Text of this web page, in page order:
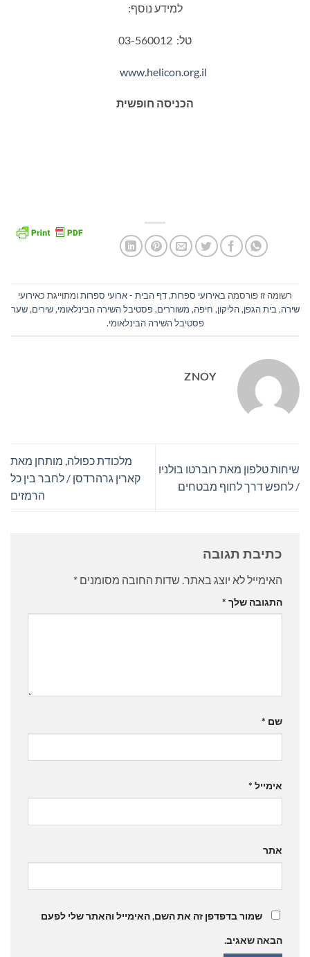
למידע נוסף:
טל: 03-560012
www.helicon.org.il
הכניסה חופשית
רשומה זו פורסמה באירועי ספרות,דף הבית - ארועי ספרותומתוייגת כאירועי
שירה, בית הגפן,הליקון, חיפה, משוררים,פסטיבל השירה הבינלאומי,שירים,שער
פסטיבל השירה הבינלאומי.
ZNOY
שיחות טלפון מאת רוברטו בולניו
/ לחפש דרך לחוף מבטחים
מלכודת כפולה, מותחן מאת
קארין גרהרדסן / לחבר בין כל
הרמזים
כתיבת תגובה
האימייל לא יוצג באתר. שדות החובה מסומנים *
התגובה שלך *
שם *
אימייל *
אתר
שמור בדפדפן זה את השם, האימייל והאתר שלי לפעם
הבאה שאגיב.